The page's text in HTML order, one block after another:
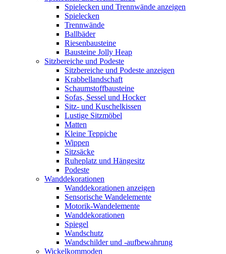
Spielecken und Trennwände anzeigen
Spielecken
Trennwände
Ballbäder
Riesenbausteine
Bausteine Jolly Heap
Sitzbereiche und Podeste
Sitzbereiche und Podeste anzeigen
Krabbellandschaft
Schaumstoffbausteine
Sofas, Sessel und Hocker
Sitz- und Kuschelkissen
Lustige Sitzmöbel
Matten
Kleine Teppiche
Wippen
Sitzsäcke
Ruheplatz und Hängesitz
Podeste
Wanddekorationen
Wanddekorationen anzeigen
Sensorische Wandelemente
Motorik-Wandelemente
Wanddekorationen
Spiegel
Wandschutz
Wandschilder und -aufbewahrung
Wickelkommoden